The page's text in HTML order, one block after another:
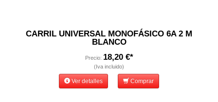
CARRIL UNIVERSAL MONOFÁSICO 6A 2 M
BLANCO
Precio: 18,20 €*
(Iva incluido)
Ver detalles Comprar